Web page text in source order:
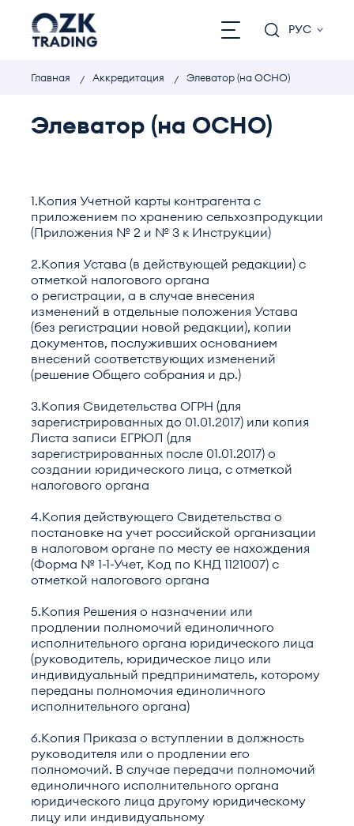
РУС
Главная Аккредитация Элеватор (на ОСНО)
Элеватор (на ОСНО)
1.Копия Учетной карты контрагента с
приложением по хранению сельхозпродукции
(Приложения № 2 и № 3 к Инструкции)
2.Копия Устава (в действующей редакции) с
отметкой налогового органа
о регистрации, а в случае внесения
изменений в отдельные положения Устава
(без регистрации новой редакции), копии
документов, послуживших основанием
внесений соответствующих изменений
(решение Общего собрания и др.)
3.Копия Свидетельства ОГРН (для
зарегистрированных до 01.01.2017) или копия
Листа записи ЕГРЮЛ (для
зарегистрированных после 01.01.2017) о
создании юридического лица, с отметкой
налогового органа
4.Копия действующего Свидетельства о
постановке на учет российской организации
в налоговом органе по месту ее нахождения
(Форма № 1-1-Учет, Код по КНД 1121007) с
отметкой налогового органа
5.Копия Решения о назначении или
продлении полномочий единоличного
исполнительного органа юридического лица
(руководитель, юридическое лицо или
индивидуальный предприниматель, которому
переданы полномочия единоличного
исполнительного органа)
6.Копия Приказа о вступлении в должность
руководителя или о продлении его
полномочий. В случае передачи полномочий
единоличного исполнительного органа
юридического лица другому юридическому
лицу или индивидуальному